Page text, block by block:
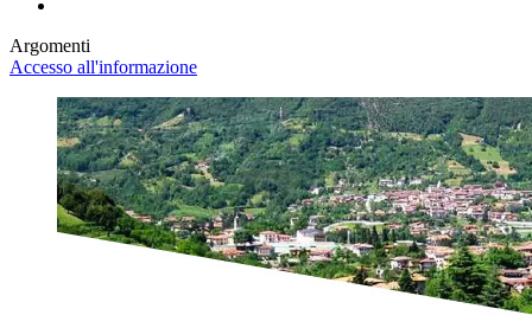
Argomenti
Accesso all'informazione